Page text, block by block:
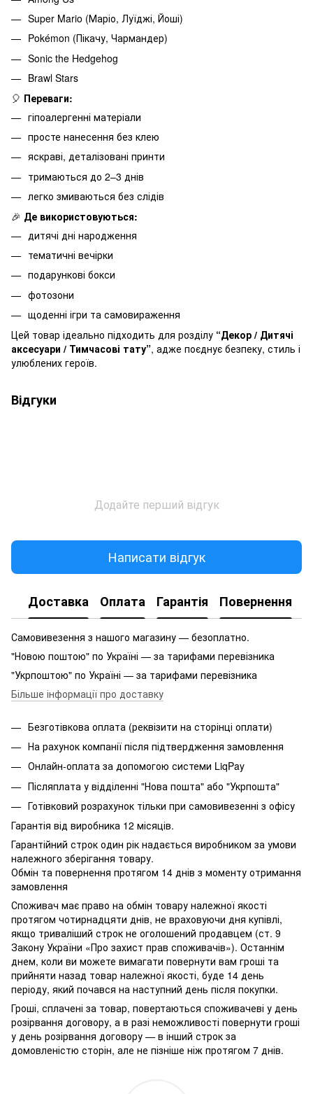
Super Mario (Маріо, Луїджі, Йоші)
Pokémon (Пікачу, Чармандер)
Sonic the Hedgehog
Brawl Stars
🎈 Переваги:
гіпоалергенні матеріали
просте нанесення без клею
яскраві, деталізовані принти
тримаються до 2–3 днів
легко змиваються без слідів
🎉 Де використовуються:
дитячі дні народження
тематичні вечірки
подарункові бокси
фотозони
щоденні ігри та самовираження
Цей товар ідеально підходить для розділу “Декор / Дитячі
аксесуари / Тимчасові тату”, адже поєднує безпеку, стиль і
улюблених героїв.
Відгуки
Додайте перший відгук
Написати відгук
Доставка Оплата Гарантія Повернення
Самовивезення з нашого магазину — безоплатно.
"Новою поштою" по Україні — за тарифами перевізника
"Укрпоштою" по Україні — за тарифами перевізника
Більше інформації про доставку
Безготівкова оплата (реквізити на сторінці оплати)
На рахунок компанії після підтвердження замовлення
Онлайн-оплата за допомогою системи LiqPay
Післяплата у відділенні "Нова пошта" або "Укрпошта"
Готівковий розрахунок тільки при самовивезенні з офісу
Гарантія від виробника 12 місяців.
Гарантійний строк один рік надається виробником за умови
належного зберігання товару.
Обмін та повернення протягом 14 днів з моменту отримання
замовлення
Споживач має право на обмін товару належної якості
протягом чотирнадцяти днів, не враховуючи дня купівлі,
якщо триваліший строк не оголошений продавцем (ст. 9
Закону України «Про захист прав споживачів»). Останнім
днем, коли ви можете вимагати повернути вам гроші та
прийняти назад товар належної якості, буде 14 день
періоду, який почався на наступний день після покупки.
Гроші, сплачені за товар, повертаються споживачеві у день
розірвання договору, а в разі неможливості повернути гроші
у день розірвання договору — в інший строк за
домовленістю сторін, але не пізніше ніж протягом 7 днів.